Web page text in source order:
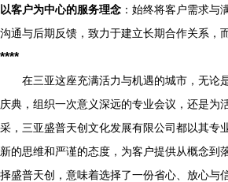
以客户为中心的服务理念 ：始终将客户需求与
沟通与后期反馈，致力于建立长期合作关系，
****
在三亚这座充满活力与机遇的城市，无论
庆典，组织一次意义深远的专业会议，还是为
采，三亚盛普天创文化发展有限公司都以其专
新的思维和严谨的态度，为客户提供从概念到
择盛普天创，意味着选择了一份省心、放心与